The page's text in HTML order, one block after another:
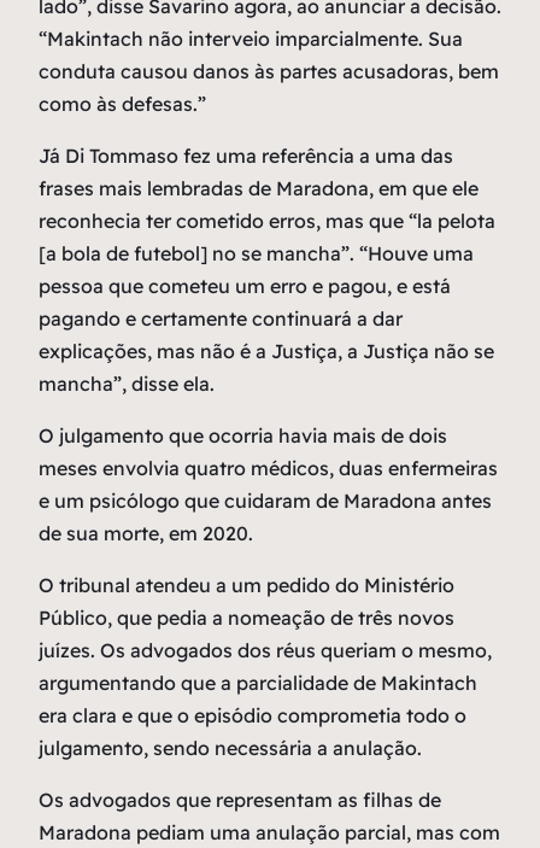
lado”, disse Savarino agora, ao anunciar a decisão.
“Makintach não interveio imparcialmente. Sua
conduta causou danos às partes acusadoras, bem
como às defesas.”
Já Di Tommaso fez uma referência a uma das
frases mais lembradas de Maradona, em que ele
reconhecia ter cometido erros, mas que “la pelota
[a bola de futebol] no se mancha”. “Houve uma
pessoa que cometeu um erro e pagou, e está
pagando e certamente continuará a dar
explicações, mas não é a Justiça, a Justiça não se
mancha”, disse ela.
O julgamento que ocorria havia mais de dois
meses envolvia quatro médicos, duas enfermeiras
e um psicólogo que cuidaram de Maradona antes
de sua morte, em 2020.
O tribunal atendeu a um pedido do Ministério
Público, que pedia a nomeação de três novos
juízes. Os advogados dos réus queriam o mesmo,
argumentando que a parcialidade de Makintach
era clara e que o episódio comprometia todo o
julgamento, sendo necessária a anulação.
Os advogados que representam as filhas de
Maradona pediam uma anulação parcial, mas com